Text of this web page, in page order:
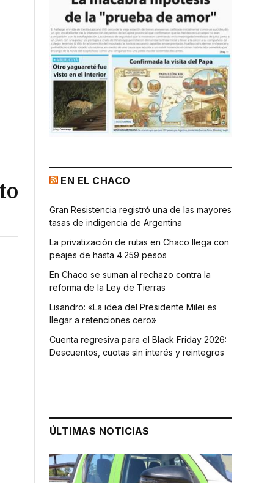
EN EL CHACO
Gran Resistencia registró una de las mayores
tasas de indigencia de Argentina
La privatización de rutas en Chaco llega con
peajes de hasta 4.259 pesos
En Chaco se suman al rechazo contra la
reforma de la Ley de Tierras
Lisandro: «La idea del Presidente Milei es
llegar a retenciones cero»
Cuenta regresiva para el Black Friday 2026:
Descuentos, cuotas sin interés y reintegros
ÚLTIMAS NOTICIAS